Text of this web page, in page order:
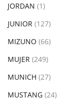
JORDAN (1)
JUNIOR (127)
MIZUNO (66)
MUJER (249)
MUNICH (27)
MUSTANG (24)